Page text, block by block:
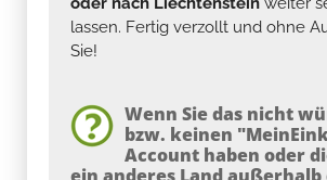
lassen. Fertig verzollt und ohne
Sie!
Wenn Sie das nicht
bzw. keinen
Account haben oder